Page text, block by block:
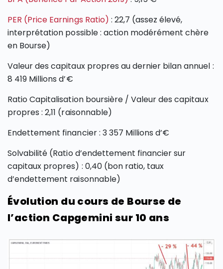
PER (Price Earnings Ratio) : 22,7 (assez élevé,
interprétation possible : action modérément chère
en Bourse)
Valeur des capitaux propres au dernier bilan annuel :
8 419 Millions d’€
Ratio Capitalisation boursière / Valeur des capitaux
propres : 2,11 (raisonnable)
Endettement financier : 3 357 Millions d’€
Solvabilité (Ratio d’endettement financier sur
capitaux propres) : 0,40 (bon ratio, taux
d’endettement raisonnable)
Évolution du cours de Bourse de
l’action Capgemini sur 10 ans